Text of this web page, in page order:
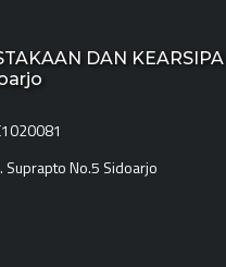
DAN
Suprapto No.5 Sidoarjo